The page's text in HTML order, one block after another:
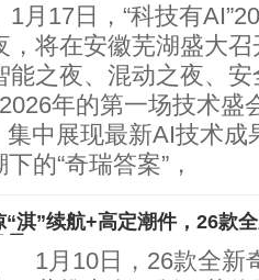
1月17日，“科技有
，将在安徽芜湖盛大
能之夜、混动之夜、
年的第一场技术盛
中展现最新AI技术成
的“奇瑞答案”，
“淇”续航+高定潮件，26款
1月10日，26款全新